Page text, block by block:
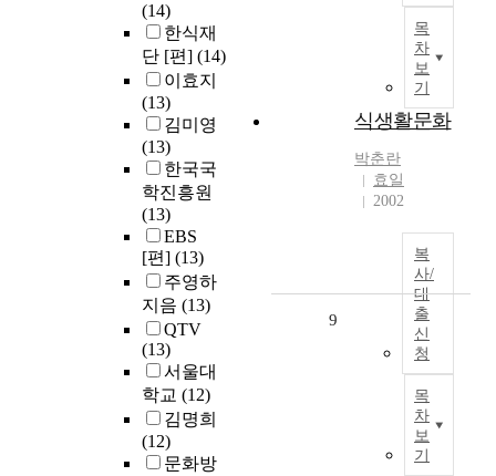
(14)
한식재
단 [편] (14)
이효지
(13)
김미영
(13)
한국국
학진흥원
(13)
EBS
[편] (13)
주영하
지음 (13)
QTV
(13)
서울대
학교 (12)
김명희
(12)
문화방
목
차
보
기
식생활문화
박춘란
효일
2002
복
사/
대
출
신
청
목
차
보
기
9